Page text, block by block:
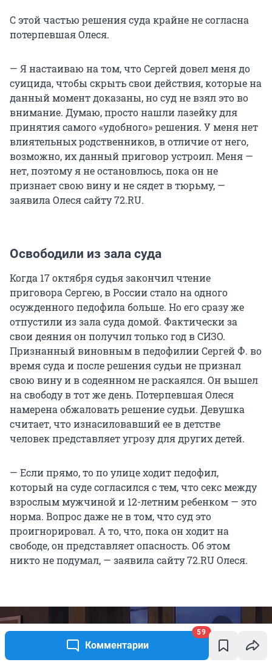
Комментарии
59
С этой частью решения суда крайне не согласна
потерпевшая Олеся.
— Я настаиваю на том, что Сергей довел меня до
суицида, чтобы скрыть свои действия, которые на
данный момент доказаны, но суд не взял это во
внимание. Думаю, просто нашли лазейку для
принятия самого «удобного» решения. У меня нет
влиятельных родственников, в отличие от него,
возможно, их данный приговор устроил. Меня —
нет, поэтому я не остановлюсь, пока он не
признает свою вину и не сядет в тюрьму, —
заявила Олеся сайту 72.RU.
Освободили из зала суда
Когда 17 октября судья закончил чтение
приговора Сергею, в России стало на одного
осужденного педофила больше. Но его сразу же
отпустили из зала суда домой. Фактически за
свои деяния он получил только год в СИЗО.
Признанный виновным в педофилии Сергей Ф. во
время суда и после решения судьи не признал
свою вину и в содеянном не раскаялся. Он вышел
на свободу в тот же день. Потерпевшая Олеся
намерена обжаловать решение судьи. Девушка
считает, что изнасиловавший ее в детстве
человек представляет угрозу для других детей.
— Если прямо, то по улице ходит педофил,
который на суде согласился с тем, что секс между
взрослым мужчиной и 12-летним ребенком — это
норма. Вопрос даже не в том, что суд это
проигнорировал. А то, что, пока он ходит на
свободе, он представляет опасность. Об этом
никто не подумал, — заявила сайту 72.RU Олеся.